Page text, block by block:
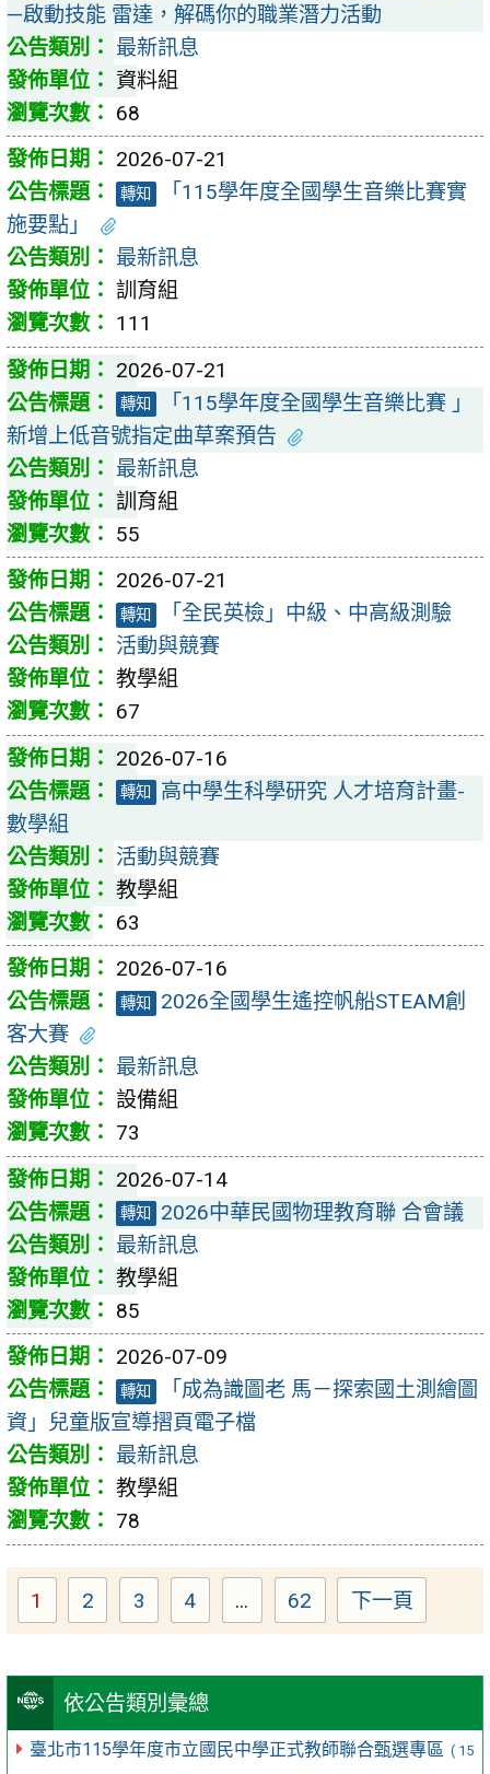
依公告類別彙總
臺北市115學年度市立國民中學正式教師聯合甄選專區 ( 15
—啟動技能 雷達，解碼你的職業潛力活動
最新訊息
資料組
68
2026-07-21
轉知
「115學年度全國學生音樂比賽實
施要點」
最新訊息
訓育組
111
2026-07-21
轉知
「115學年度全國學生音樂比賽 」
新增上低音號指定曲草案預告
最新訊息
訓育組
55
2026-07-21
轉知
「全民英檢」中級、中高級測驗
活動與競賽
教學組
67
2026-07-16
轉知
高中學生科學研究 人才培育計畫-
數學組
活動與競賽
教學組
63
2026-07-16
轉知
2026全國學生遙控帆船STEAM創
客大賽
最新訊息
設備組
73
2026-07-14
轉知
2026中華民國物理教育聯 合會議
最新訊息
教學組
85
2026-07-09
轉知
「成為識圖老 馬－探索國土測繪圖
資」兒童版宣導摺頁電子檔
最新訊息
教學組
78
Page
1 Page
2 Page
3 Page
4 ... Page
62 下一頁